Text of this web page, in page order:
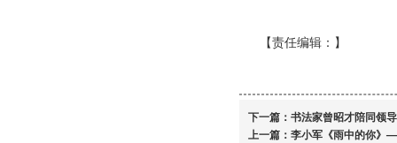
【责任编辑： 】
下一篇： 书法家曾昭才陪同领
上一篇： 李小军《雨中的你》